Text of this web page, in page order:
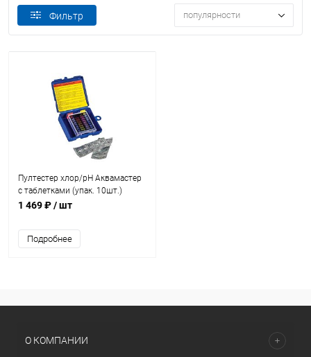
Фильтр популярности
Пултестер хлор/pH Аквамастер
с таблетками (упак. 10шт.)
(08111)
1 469 ₽/ шт
Подробнее
О КОМПАНИИ